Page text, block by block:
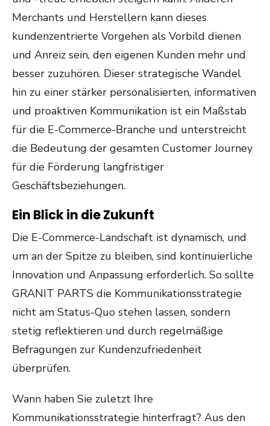
Merchants und Herstellern kann dieses
kundenzentrierte Vorgehen als Vorbild dienen
und Anreiz sein, den eigenen Kunden mehr und
besser zuzuhören. Dieser strategische Wandel
hin zu einer stärker personalisierten, informativen
und proaktiven Kommunikation ist ein Maßstab
für die E-Commerce-Branche und unterstreicht
die Bedeutung der gesamten Customer Journey
für die Förderung langfristiger
Geschäftsbeziehungen.
Ein Blick in die Zukunft
Die E-Commerce-Landschaft ist dynamisch, und
um an der Spitze zu bleiben, sind kontinuierliche
Innovation und Anpassung erforderlich. So sollte
GRANIT PARTS die Kommunikationsstrategie
nicht am Status-Quo stehen lassen, sondern
stetig reflektieren und durch regelmäßige
Befragungen zur Kundenzufriedenheit
überprüfen.
Wann haben Sie zuletzt Ihre
Kommunikationsstrategie hinterfragt? Aus den